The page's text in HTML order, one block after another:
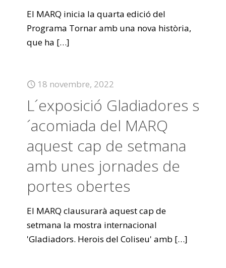
El MARQ inicia la quarta edició del
Programa Tornar amb una nova història,
que ha […]
18 novembre, 2022
L´exposició Gladiadores s
´acomiada del MARQ
aquest cap de setmana
amb unes jornades de
portes obertes
El MARQ clausurarà aquest cap de
setmana la mostra internacional
'Gladiadors. Herois del Coliseu' amb […]